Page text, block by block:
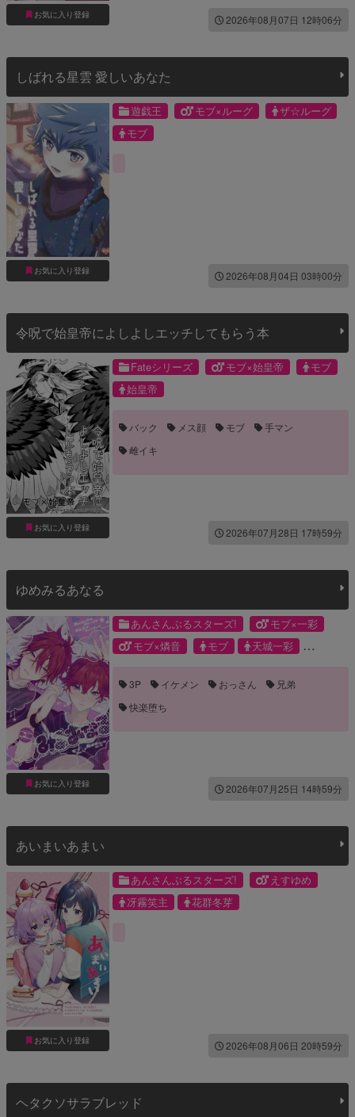
お気に入り登録 2026年08月07日 12時06分
しばれる星雲 愛しいあなた
お気に入り登録
遊戯王 モブ×ルーグ
ザ☆ルーグ
モブ
2026年08月04日 03時00分
令呪で始皇帝によしよしエッチしてもらう本
お気に入り登録
Fateシリーズ モブ×始皇帝
モブ
始皇帝
バック メス顔 モブ
手マン
雌イキ
2026年07月28日 17時59分
ゆめみるあなる
お気に入り登録
あんさんぶるスターズ!
モブ×一彩
モブ×燐音
モブ
天城一彩
3P イケメン おっさん
兄弟
快楽堕ち
2026年07月25日 14時59分
あいまいあまい
お気に入り登録
あんさんぶるスターズ!
えすゆめ
冴霧笑主
花群冬芽
2026年08月06日 20時59分
ヘタクソサラブレッド